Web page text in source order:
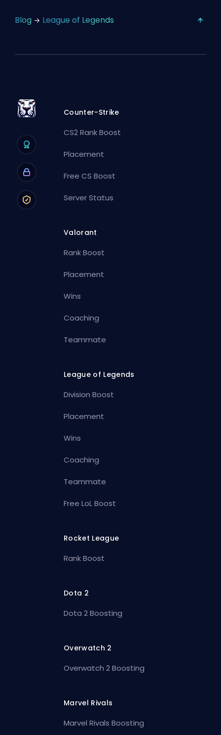
Blog League of Legends
Counter-Strike
CS2 Rank Boost
Placement
Free CS Boost
Server Status
Valorant
Rank Boost
Placement
Wins
Coaching
Teammate
League of Legends
Division Boost
Placement
Wins
Coaching
Teammate
Free LoL Boost
Rocket League
Rank Boost
Dota 2
Dota 2 Boosting
Overwatch 2
Overwatch 2 Boosting
Marvel Rivals
Marvel Rivals Boosting